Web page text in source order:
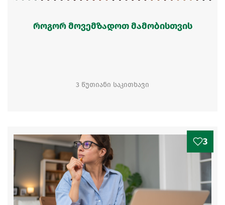
როგორ მოვემზადოთ მამობისთვის
3 წუთიანი საკითხავი
3